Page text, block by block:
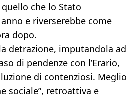
che lo Stato
e riverserebbe come
dopo.
detrazione, imputandola ad
di pendenze con l’Erario,
di contenziosi. Meglio
sociale”, retroattiva e